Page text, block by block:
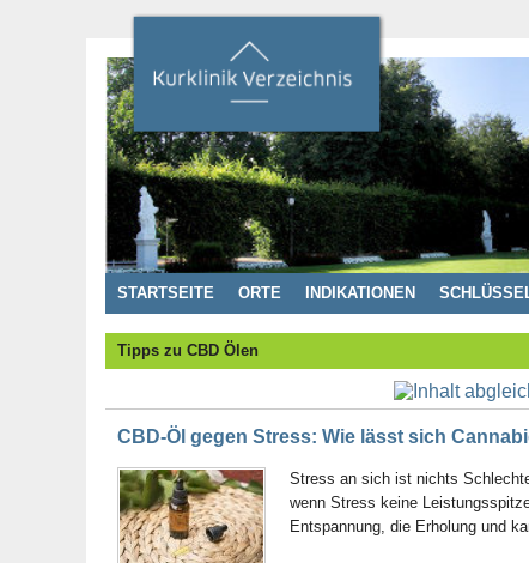
STARTSEITE ORTE INDIKATIONEN
Tipps zu CBD Ölen
CBD-Öl gegen Stress: Wie lässt sich
Stress an sich ist nichts
wenn Stress keine
Entspannung, die Erholung und